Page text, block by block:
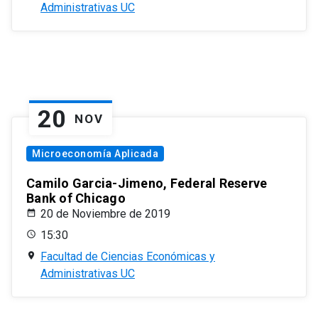
Administrativas UC
20 NOV
Microeconomía Aplicada
Camilo Garcia-Jimeno, Federal Reserve
Bank of Chicago
20 de Noviembre de 2019
15:30
Facultad de Ciencias Económicas y
Administrativas UC